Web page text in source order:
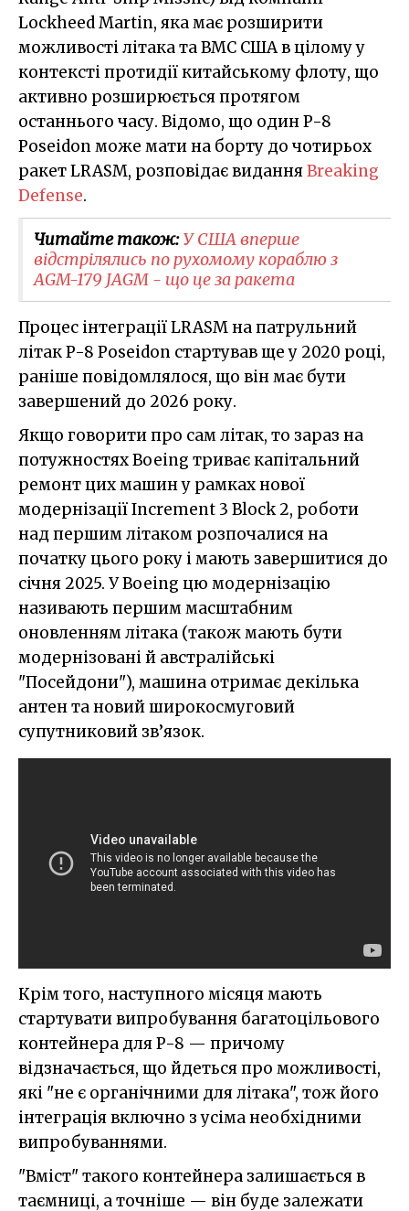
Lockheed Martin, яка має розширити
можливості літака та ВМС США в цілому у
контексті протидії китайському флоту, що
активно розширюється протягом
останнього часу. Відомо, що один P-8
Poseidon може мати на борту до чотирьох
ракет LRASM, розповідає виданняBreaking
Defense.
Читайте також:У США вперше
відстрілялись по рухомому кораблю з
AGM-179 JAGM - що це за ракета
Процес інтеграції LRASM на патрульний
літак P-8 Poseidon стартував ще у 2020 році,
раніше повідомлялося, що він має бути
завершений до 2026 року.
Якщо говорити про сам літак, то зараз на
потужностях Boeing триває капітальний
ремонт цих машин у рамках нової
модернізації Increment 3 Block 2, роботи
над першим літаком розпочалися на
початку цього року і мають завершитися до
січня 2025. У Boeing цю модернізацію
називають першим масштабним
оновленням літака (також мають бути
модернізовані й австралійські
"Посейдони"), машина отримає декілька
антен та новий широкосмуговий
супутниковий зв’язок.
Крім того, наступного місяця мають
стартувати випробування багатоцільового
контейнера для P-8 — причому
відзначається, що йдеться про можливості,
які "не є органічними для літака", тож його
інтеграція включно з усіма необхідними
випробуваннями.
"Вміст" такого контейнера залишається в
таємниці, а точніше — він буде залежати